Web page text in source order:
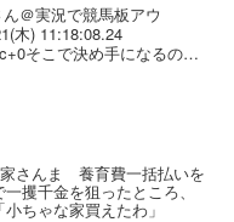
＠実況で競馬板アウ
木) 11:18:08.24
そこで決め手になるのは
家さんま 養育費一括払いを
攫千金を狙ったところ、
ちゃな家買えたわ」